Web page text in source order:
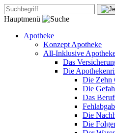
Hauptmenü
Apotheke
Konzept Apotheke
All-Inklusive
Das
Die
Die Zehn
Die
Das
Die
Die